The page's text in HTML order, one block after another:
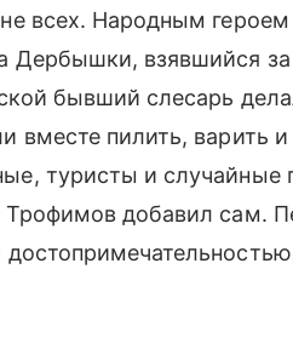
всех. Народным героем
взявшийся за
бывший слесарь
вместе пилить, варить и
туристы и случайные
добавил сам.